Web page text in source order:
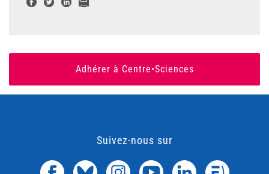
Adhérer à Centre•Sciences
Suivez-nous sur